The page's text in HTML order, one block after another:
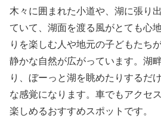
木々に囲まれた小道や、湖に張り
ていて、湖面を渡る風がとても心
りを楽しむ人や地元の子どもたち
静かな自然が広がっています。湖
り、ぼーっと湖を眺めたりするだ
な感覚になります。車でもアクセ
楽しめるおすすめスポットです。